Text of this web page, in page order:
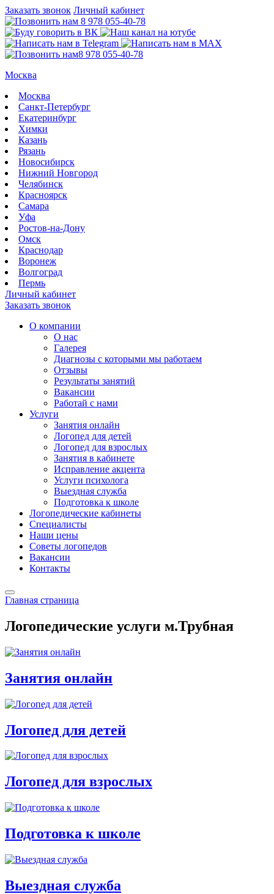
Заказать звонок Личный кабинет
8 978 055-40-78
8 978 055-40-78
Москва
Москва
Санкт-Петербург
Екатеринбург
Химки
Казань
Рязань
Новосибирск
Нижний Новгород
Челябинск
Красноярск
Самара
Уфа
Ростов-на-Дону
Омск
Краснодар
Воронеж
Волгоград
Пермь
Личный кабинет
Заказать звонок
О компании
О нас
Галерея
Диагнозы с которыми мы работаем
Отзывы
Результаты занятий
Вакансии
Работай с нами
Услуги
Занятия онлайн
Логопед для детей
Логопед для взрослых
Занятия в кабинете
Исправление акцента
Услуги психолога
Выездная служба
Подготовка к школе
Логопедические кабинеты
Специалисты
Наши цены
Советы логопедов
Вакансии
Контакты
Главная страница
Логопедические услуги м.Трубная
Занятия онлайн
Логопед для детей
Логопед для взрослых
Подготовка к школе
Выездная служба